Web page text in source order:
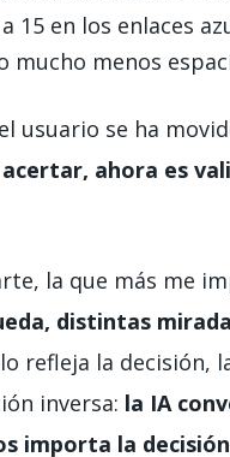
15 en los enlaces
mucho menos
usuario se ha
, ahora es
la que más me
distintas
refleja la decisión,
inversa: la IA
importa la decisión